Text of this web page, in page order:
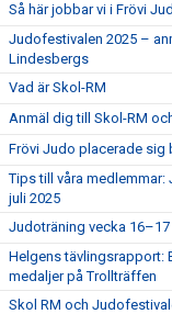
Så här jobbar vi i Frövi
Judofestivalen 2025 –
Lindesbergs
Vad är Skol-RM
Anmäl dig till Skol-RM
Frövi Judo placerade sig
Tips till våra medlemmar:
juli 2025
Judoträning vecka 16–17
Helgens tävlingsrapport:
medaljer på Trollträffen
Skol RM och